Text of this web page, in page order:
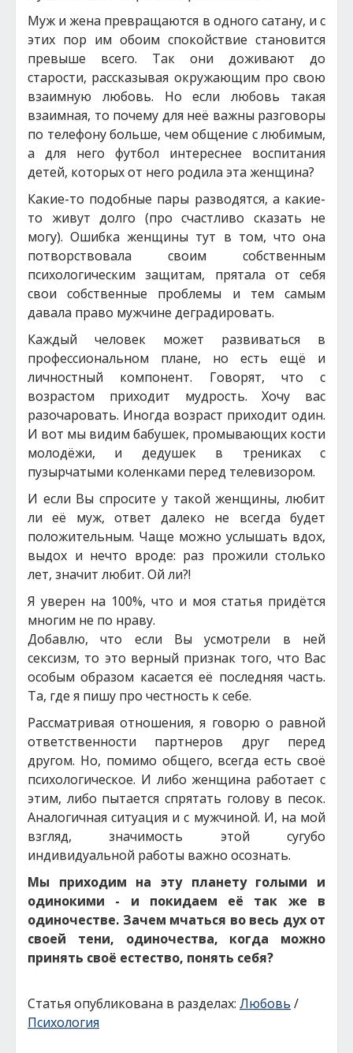
Муж и жена превращаются в одного сатану, и с
этих пор им обоим спокойствие становится
превыше всего. Так они доживают до
старости, рассказывая окружающим про свою
взаимную любовь. Но если любовь такая
взаимная, то почему для неё важны разговоры
по телефону больше, чем общение с любимым,
а для него футбол интереснее воспитания
детей, которых от него родила эта женщина?
Какие-то подобные пары разводятся, а какие-
то живут долго (про счастливо сказать не
могу). Ошибка женщины тут в том, что она
потворствовала своим собственным
психологическим защитам, прятала от себя
свои собственные проблемы и тем самым
давала право мужчине деградировать.
Каждый человек может развиваться в
профессиональном плане, но есть ещё и
личностный компонент. Говорят, что с
возрастом приходит мудрость. Хочу вас
разочаровать. Иногда возраст приходит один.
И вот мы видим бабушек, промывающих кости
молодёжи, и дедушек в трениках с
пузырчатыми коленками перед телевизором.
И если Вы спросите у такой женщины, любит
ли её муж, ответ далеко не всегда будет
положительным. Чаще можно услышать вдох,
выдох и нечто вроде: раз прожили столько
лет, значит любит. Ой ли?!
Я уверен на 100%, что и моя статья придётся
многим не по нраву.
Добавлю, что если Вы усмотрели в ней
сексизм, то это верный признак того, что Вас
особым образом касается её последняя часть.
Та, где я пишу про честность к себе.
Рассматривая отношения, я говорю о равной
ответственности партнеров друг перед
другом. Но, помимо общего, всегда есть своё
психологическое. И либо женщина работает с
этим, либо пытается спрятать голову в песок.
Аналогичная ситуация и с мужчиной. И, на мой
взгляд, значимость этой сугубо
индивидуальной работы важно осознать.
Мы приходим на эту планету голыми и
одинокими - и покидаем её так же в
одиночестве. Зачем мчаться во весь дух от
своей тени, одиночества, когда можно
принять своё естество, понять себя?
Статья опубликована в разделах: Любовь/
Психология